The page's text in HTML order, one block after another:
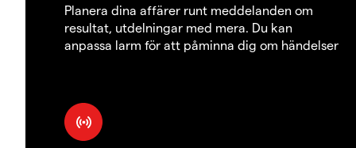
Planera dina affärer runt meddelanden om
resultat, utdelningar med mera. Du kan
anpassa larm för att påminna dig om händelser